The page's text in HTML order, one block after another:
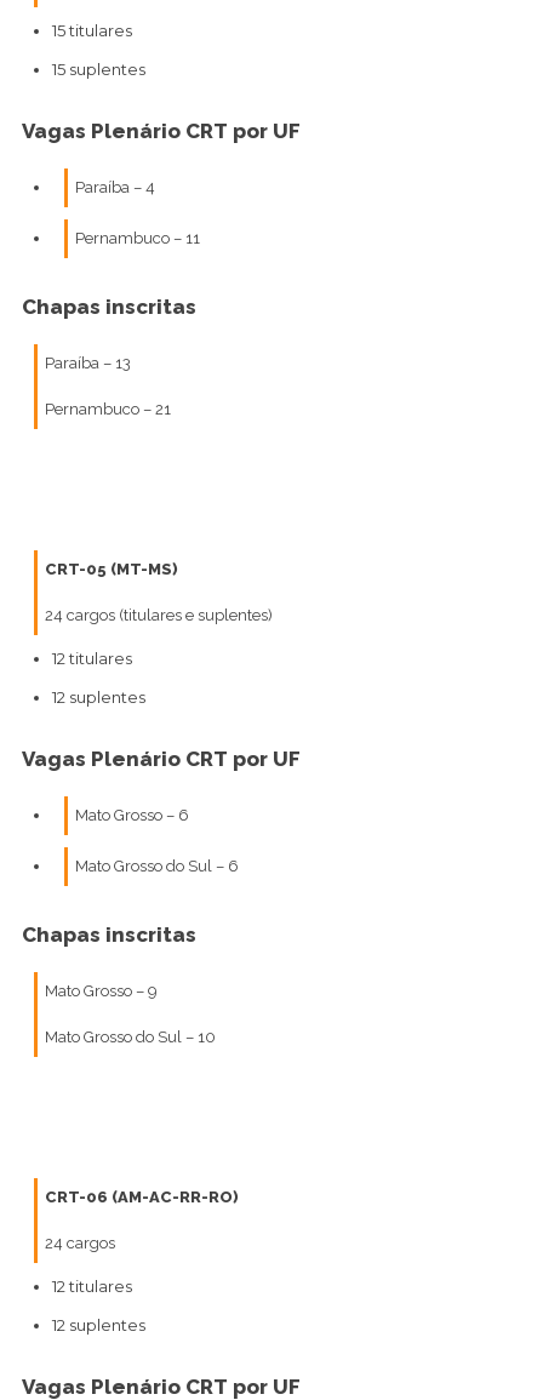
15 titulares
15 suplentes
Vagas Plenário CRT por UF
Paraíba – 4
Pernambuco – 11
Chapas inscritas
Paraíba – 13
Pernambuco – 21
CRT-05 (MT-MS)
24 cargos (titulares e suplentes)
12 titulares
12 suplentes
Vagas Plenário CRT por UF
Mato Grosso – 6
Mato Grosso do Sul – 6
Chapas inscritas
Mato Grosso – 9
Mato Grosso do Sul – 10
CRT-06 (AM-AC-RR-RO)
24 cargos
12 titulares
12 suplentes
Vagas Plenário CRT por UF